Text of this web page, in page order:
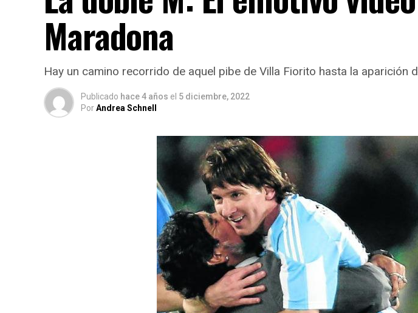
Maradona
Hay un camino recorrido de aquel pibe de Villa Fiorito hasta la aparición
Publicado hace 4 años el 5 diciembre, 2022
PorAndrea Schnell